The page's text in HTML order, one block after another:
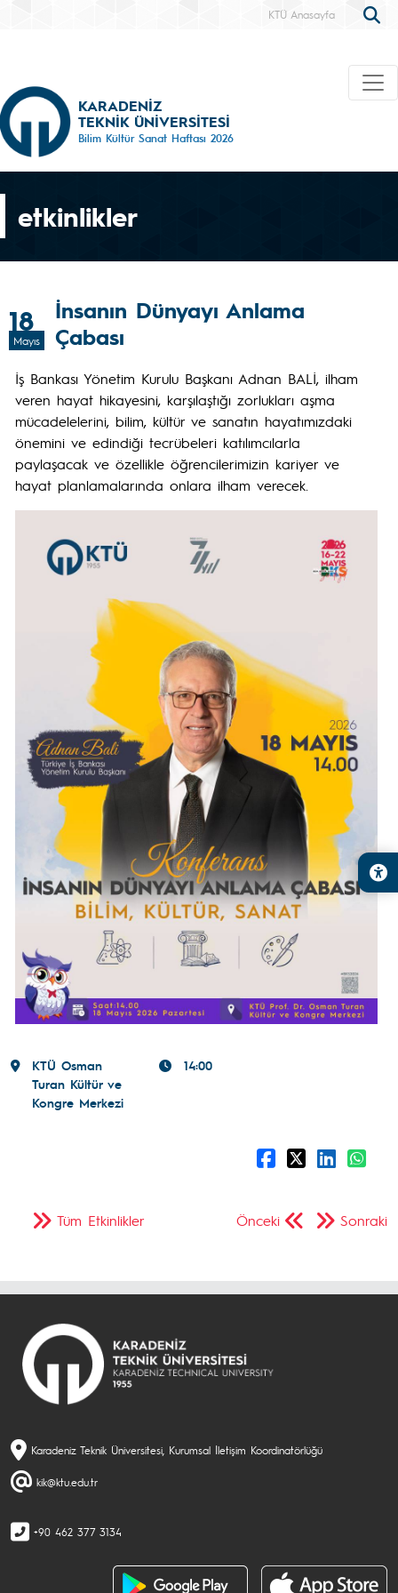
KTÜ Anasayfa
KARADENİZ
TEKNİK ÜNİVERSİTESİ
Bilim Kültür Sanat Haftası 2026
etkinlikler
18
Mayıs
İnsanın Dünyayı Anlama
Çabası
İş Bankası Yönetim Kurulu Başkanı Adnan BALİ, ilham
veren hayat hikayesini, karşılaştığı zorlukları aşma
mücadelelerini, bilim, kültür ve sanatın hayatımızdaki
önemini ve edindiği tecrübeleri katılımcılarla
paylaşacak ve özellikle öğrencilerimizin kariyer ve
hayat planlamalarında onlara ilham verecek.
KTÜ Osman
Turan Kültür ve
Kongre Merkezi
14:00
Önceki Sonraki
Tüm Etkinlikler
Karadeniz Teknik Üniversitesi, Kurumsal İletişim Koordinatörlüğü
kik@ktu.edu.tr
+90 462 377 3134